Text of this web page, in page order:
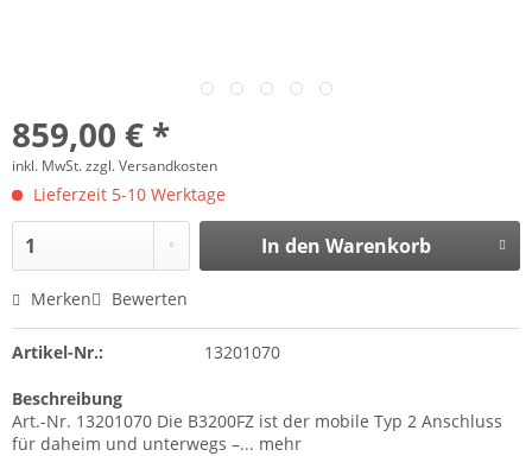
859,00 € *
inkl. MwSt.zzgl. Versandkosten
Lieferzeit 5-10 Werktage
In den Warenkorb
Merken Bewerten
Artikel-Nr.: 13201070
Beschreibung
Art.-Nr. 13201070 Die B3200FZ ist der mobile Typ 2 Anschluss
für daheim und unterwegs –... mehr